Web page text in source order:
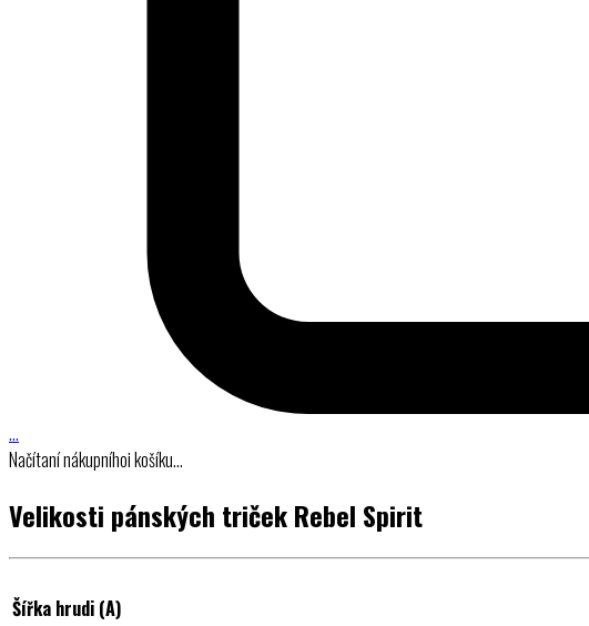
…
Načítaní nákupníhoi košíku…
Velikosti pánských triček Rebel Spirit
Šířka hrudi (A)